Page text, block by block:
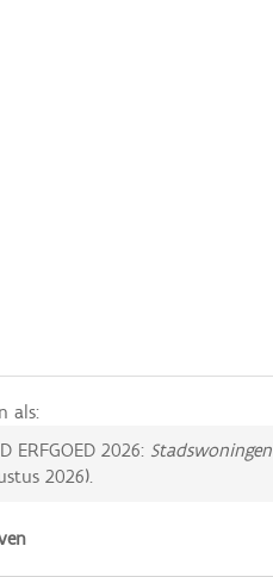
als:
ERFGOED 2026: Stadswoningen
2026).